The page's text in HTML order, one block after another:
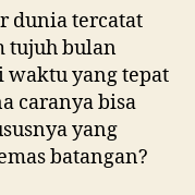
dunia tercatat
tujuh bulan
waktu yang tepat
caranya bisa
yang
batangan?